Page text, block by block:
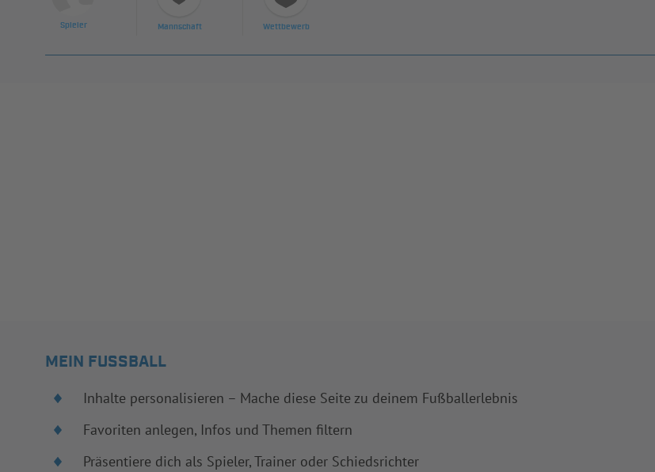
Spieler Mannschaft Wettbewerb
MEIN FUSSBALL
Inhalte personalisieren – Mache diese Seite zu deinem Fußballerlebnis
Favoriten anlegen, Infos und Themen filtern
Präsentiere dich als Spieler, Trainer oder Schiedsrichter